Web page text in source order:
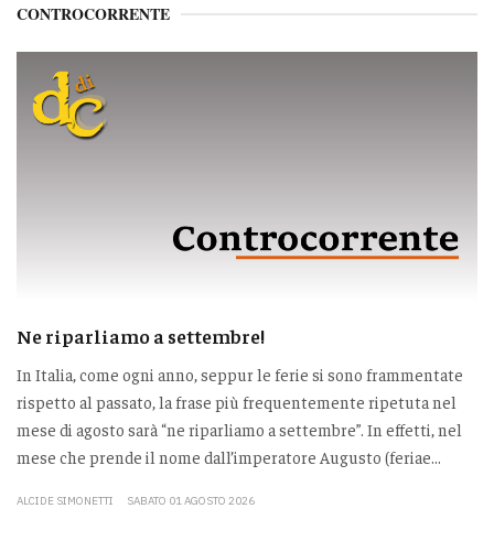
CONTROCORRENTE
Ne riparliamo a settembre!
In Italia, come ogni anno, seppur le ferie si sono frammentate
rispetto al passato, la frase più frequentemente ripetuta nel
mese di agosto sarà “ne riparliamo a settembre”. In effetti, nel
mese che prende il nome dall’imperatore Augusto (feriae...
ALCIDE SIMONETTI SABATO 01 AGOSTO 2026